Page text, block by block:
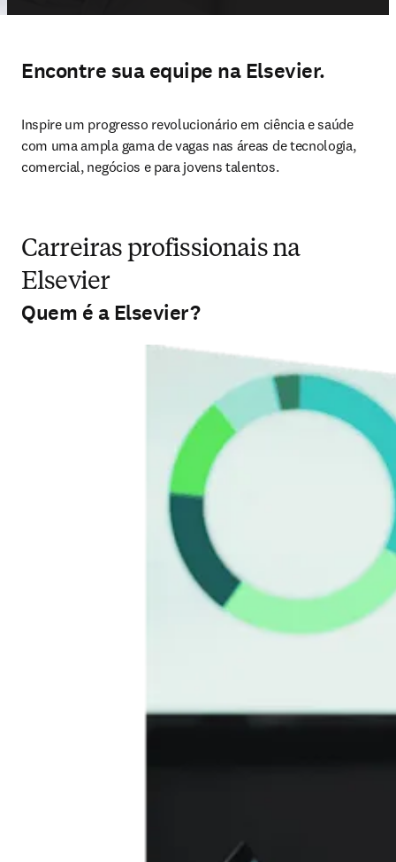
Encontre sua equipe na Elsevier.
Inspire um progresso revolucionário em ciência e saúde
com uma ampla gama de vagas nas áreas de tecnologia,
comercial, negócios e para jovens talentos.
Carreiras profissionais na
Elsevier
Quem é a Elsevier?